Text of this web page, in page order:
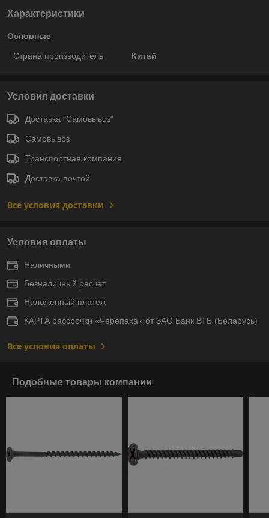
Характеристики
Основные
Страна производитель Китай
Условия доставки
Доставка "Самовывоз"
Самовывоз
Транспортная компания
Доставка почтой
Все условия доставки
Условия оплаты
Наличными
Безналичный расчет
Наложенный платеж
КАРТА рассрочки «Черепаха» от ЗАО Банк ВТБ (Беларусь)
Все условия оплаты
Подобные товары компании